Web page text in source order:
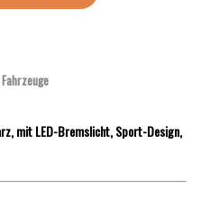
mit LED-Bremslicht, Sport-Design,